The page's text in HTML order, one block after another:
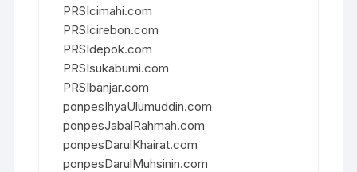
PRSIcimahi.com
PRSIcirebon.com
PRSIdepok.com
PRSIsukabumi.com
PRSIbanjar.com
ponpesIhyaUlumuddin.com
ponpesJabalRahmah.com
ponpesDarulKhairat.com
ponpesDarulMuhsinin.com